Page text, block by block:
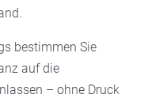
bestimmen Sie
auf die
– ohne Druck